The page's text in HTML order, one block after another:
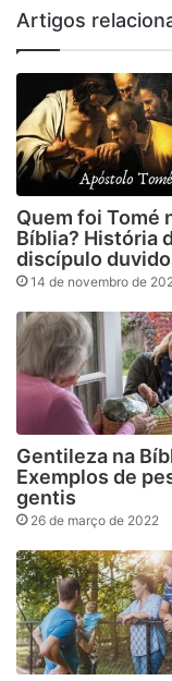
Artigos
Quem foi Tomé
Bíblia? História
discípulo
14 de novembro de
Gentileza na
Exemplos de
gentis
26 de março de 2022